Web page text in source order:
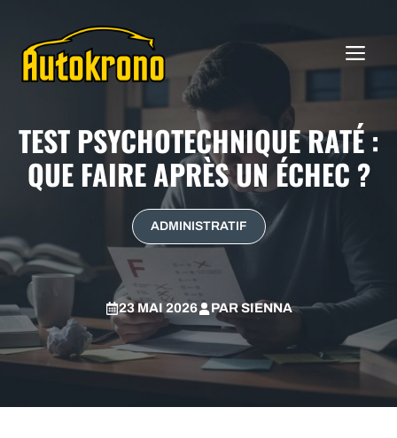
contenu
TEST PSYCHOTECHNIQUE RATÉ :
QUE FAIRE APRÈS UN ÉCHEC ?
ADMINISTRATIF
23 MAI 2026 PARSIENNA